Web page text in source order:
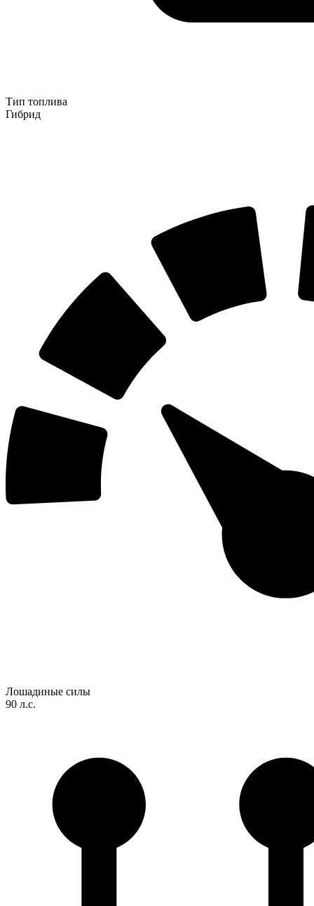
Тип топлива
Гибрид
Лошадиные силы
90 л.с.